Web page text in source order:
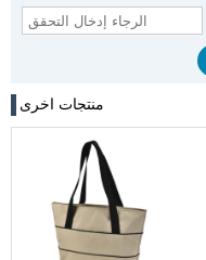
منتجات اخرى